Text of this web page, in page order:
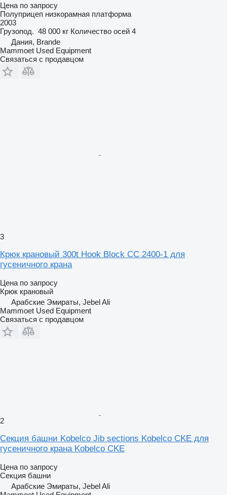
Цена по запросу
Полуприцеп низкорамная платформа
2003
Грузопод. 48 000 кг Количество осей 4
Дания, Brande
Mammoet Used Equipment
Связаться с продавцом
3
Крюк крановый 300t Hook Block CC 2400-1 для
гусеничного крана
Цена по запросу
Крюк крановый
Арабские Эмираты, Jebel Ali
Mammoet Used Equipment
Связаться с продавцом
2
Секция башни Kobelco Jib sections Kobelco CKE для
гусеничного крана Kobelco CKE
Цена по запросу
Секция башни
Арабские Эмираты, Jebel Ali